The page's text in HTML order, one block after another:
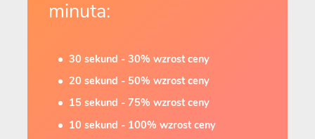
minuta:
30 sekund - 30% wzrost ceny
20 sekund - 50% wzrost ceny
15 sekund - 75% wzrost ceny
10 sekund - 100% wzrost ceny